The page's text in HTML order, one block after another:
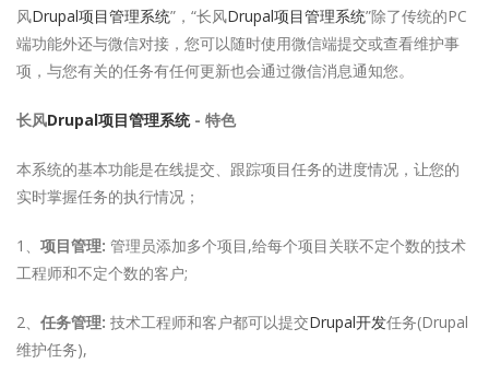
风Drupal项目管理系统”，“长风Drupal项目管理系统”除了传统的PC
端功能外还与微信对接，您可以随时使用微信端提交或查看维护事
项，与您有关的任务有任何更新也会通过微信消息通知您。
长风Drupal项目管理系统- 特色
本系统的基本功能是在线提交、跟踪项目任务的进度情况，让您的
实时掌握任务的执行情况；
1、 项目管理: 管理员添加多个项目,给每个项目关联不定个数的技术
工程师和不定个数的客户;
2、 任务管理: 技术工程师和客户都可以提交Drupal开发任务(Drupal
维护任务),